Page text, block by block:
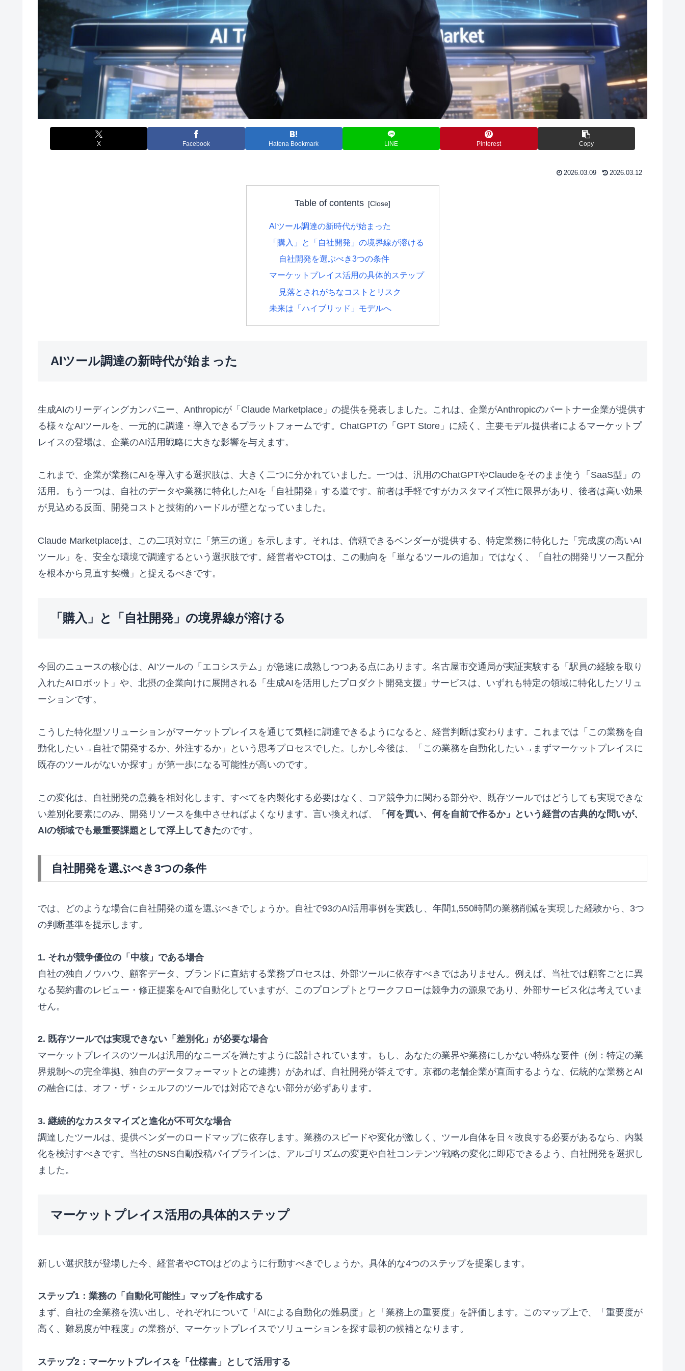
X Facebook Hatena Bookmark LINE Pinterest Copy
2026.03.09 2026.03.12
Table of contents
AIツール調達の新時代が始まった
「購入」と「自社開発」の境界線が溶ける
自社開発を選ぶべき3つの条件
マーケットプレイス活用の具体的ステップ
見落とされがちなコストとリスク
未来は「ハイブリッド」モデルへ
AIツール調達の新時代が始まった
生成AIのリーディングカンパニー、Anthropicが「Claude Marketplace」の提供を発表しました。これは、企業がAnthropicのパートナー企業が提供す
る様々なAIツールを、一元的に調達・導入できるプラットフォームです。ChatGPTの「GPT Store」に続く、主要モデル提供者によるマーケットプ
レイスの登場は、企業のAI活用戦略に大きな影響を与えます。
これまで、企業が業務にAIを導入する選択肢は、大きく二つに分かれていました。一つは、汎用のChatGPTやClaudeをそのまま使う「SaaS型」の
活用。もう一つは、自社のデータや業務に特化したAIを「自社開発」する道です。前者は手軽ですがカスタマイズ性に限界があり、後者は高い効果
が見込める反面、開発コストと技術的ハードルが壁となっていました。
Claude Marketplaceは、この二項対立に「第三の道」を示します。それは、信頼できるベンダーが提供する、特定業務に特化した「完成度の高いAI
ツール」を、安全な環境で調達するという選択肢です。経営者やCTOは、この動向を「単なるツールの追加」ではなく、「自社の開発リソース配分
を根本から見直す契機」と捉えるべきです。
「購入」と「自社開発」の境界線が溶ける
今回のニュースの核心は、AIツールの「エコシステム」が急速に成熟しつつある点にあります。名古屋市交通局が実証実験する「駅員の経験を取り
入れたAIロボット」や、北摂の企業向けに展開される「生成AIを活用したプロダクト開発支援」サービスは、いずれも特定の領域に特化したソリュ
ーションです。
こうした特化型ソリューションがマーケットプレイスを通じて気軽に調達できるようになると、経営判断は変わります。これまでは「この業務を自
動化したい→自社で開発するか、外注するか」という思考プロセスでした。しかし今後は、「この業務を自動化したい→まずマーケットプレイスに
既存のツールがないか探す」が第一歩になる可能性が高いのです。
この変化は、自社開発の意義を相対化します。すべてを内製化する必要はなく、コア競争力に関わる部分や、既存ツールではどうしても実現できな
い差別化要素にのみ、開発リソースを集中させればよくなります。言い換えれば、
「何を買い、何を自前で作るか」という経営の古典的な問いが、
AIの領域でも最重要課題として浮上してきたのです。
自社開発を選ぶべき3つの条件
では、どのような場合に自社開発の道を選ぶべきでしょうか。自社で93のAI活用事例を実践し、年間1,550時間の業務削減を実現した経験から、3つ
の判断基準を提示します。
1. それが競争優位の「中核」である場合
自社の独自ノウハウ、顧客データ、ブランドに直結する業務プロセスは、外部ツールに依存すべきではありません。例えば、当社では顧客ごとに異
なる契約書のレビュー・修正提案をAIで自動化していますが、このプロンプトとワークフローは競争力の源泉であり、外部サービス化は考えていま
せん。
2. 既存ツールでは実現できない「差別化」が必要な場合
マーケットプレイスのツールは汎用的なニーズを満たすように設計されています。もし、あなたの業界や業務にしかない特殊な要件（例：特定の業
界規制への完全準拠、独自のデータフォーマットとの連携）があれば、自社開発が答えです。京都の老舗企業が直面するような、伝統的な業務とAI
の融合には、オフ・ザ・シェルフのツールでは対応できない部分が必ずあります。
3. 継続的なカスタマイズと進化が不可欠な場合
調達したツールは、提供ベンダーのロードマップに依存します。業務のスピードや変化が激しく、ツール自体を日々改良する必要があるなら、内製
化を検討すべきです。当社のSNS自動投稿パイプラインは、アルゴリズムの変更や自社コンテンツ戦略の変化に即応できるよう、自社開発を選択し
ました。
マーケットプレイス活用の具体的ステップ
新しい選択肢が登場した今、経営者やCTOはどのように行動すべきでしょうか。具体的な4つのステップを提案します。
ステップ1：業務の「自動化可能性」マップを作成する
まず、自社の全業務を洗い出し、それぞれについて「AIによる自動化の難易度」と「業務上の重要度」を評価します。このマップ上で、「重要度が
高く、難易度が中程度」の業務が、マーケットプレイスでソリューションを探す最初の候補となります。
ステップ2：マーケットプレイスを「仕様書」として活用する